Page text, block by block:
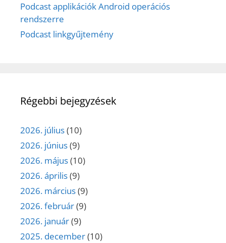
Podcast applikációk Android operációs
rendszerre
Podcast linkgyűjtemény
Régebbi bejegyzések
2026. július(10)
2026. június(9)
2026. május(10)
2026. április(9)
2026. március(9)
2026. február(9)
2026. január(9)
2025. december(10)